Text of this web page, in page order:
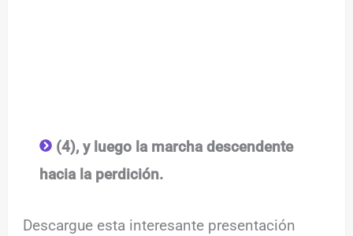
(4), y luego la marcha descendente
hacia la perdición.
Descargue esta interesante presentación